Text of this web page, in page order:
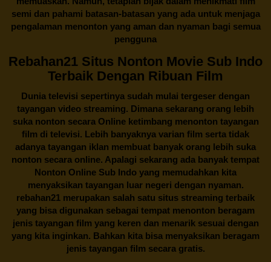
semi dan pahami batasan-batasan yang ada untuk menjaga
pengalaman menonton yang aman dan nyaman bagi semua
pengguna
Rebahan21 Situs Nonton Movie Sub Indo
Terbaik Dengan Ribuan Film
Dunia televisi sepertinya sudah mulai tergeser dengan
tayangan video streaming. Dimana sekarang orang lebih
suka nonton secara Online ketimbang menonton tayangan
film di televisi. Lebih banyaknya varian film serta tidak
adanya tayangan iklan membuat banyak orang lebih suka
nonton secara online. Apalagi sekarang ada banyak tempat
Nonton Online Sub Indo yang memudahkan kita
menyaksikan tayangan luar negeri dengan nyaman.
rebahan21 merupakan salah satu situs streaming terbaik
yang bisa digunakan sebagai tempat menonton beragam
jenis tayangan film yang keren dan menarik sesuai dengan
yang kita inginkan. Bahkan kita bisa menyaksikan beragam
jenis tayangan film secara gratis.